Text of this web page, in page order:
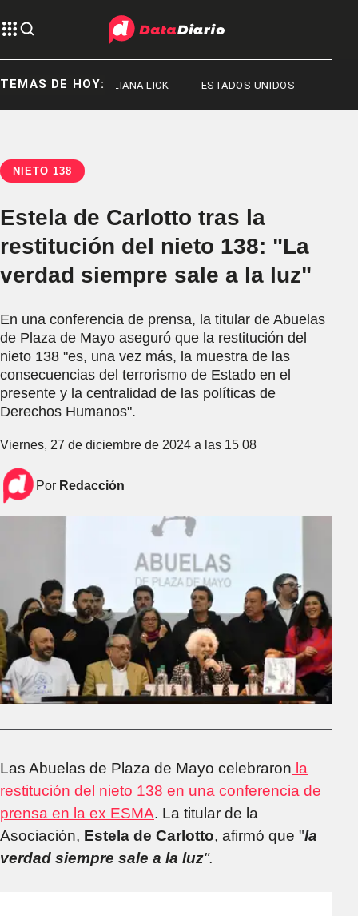
TEMAS DE HOY:
MESSI ILIANA LICK ESTADOS UNIDOS
NIETO 138
Estela de Carlotto tras la
restitución del nieto 138: "La
verdad siempre sale a la luz"
En una conferencia de prensa, la titular de Abuelas
de Plaza de Mayo aseguró que la restitución del
nieto 138 "es, una vez más, la muestra de las
consecuencias del terrorismo de Estado en el
presente y la centralidad de las políticas de
Derechos Humanos".
Viernes, 27 de diciembre de 2024 a las 15 08
Por Redacción
Las Abuelas de Plaza de Mayo celebraron la
restitución del nieto 138 en una conferencia de
prensa en la ex ESMA. La titular de la
Asociación, Estela de Carlotto, afirmó que "la
verdad siempre sale a la luz".